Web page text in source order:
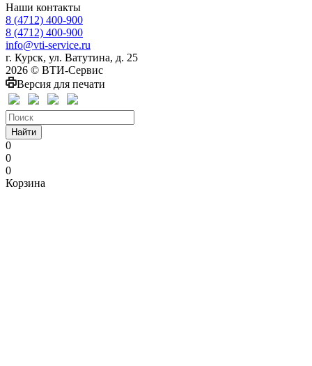
Наши контакты
8 (4712) 400-900
8 (4712) 400-900
info@vti-service.ru
г. Курск, ул. Ватутина, д. 25
2026 © ВТИ-Сервис
Версия для печати
Найти
0
0
0
Корзина